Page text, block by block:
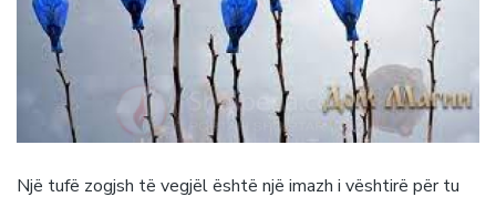
Një tufë zogjsh të vegjël është një imazh i vështirë për tu